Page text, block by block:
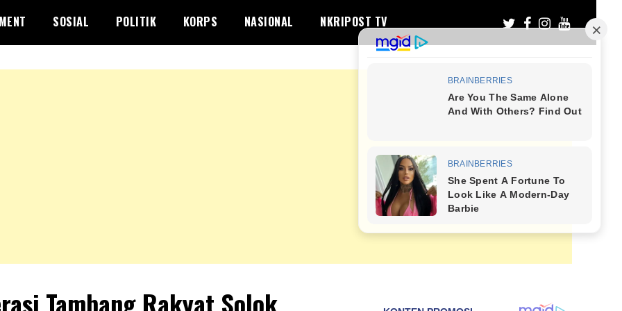
SOSIAL POLITIK KORPS NASIONAL NKRIPOST TV
Tambang Rakyat Solok